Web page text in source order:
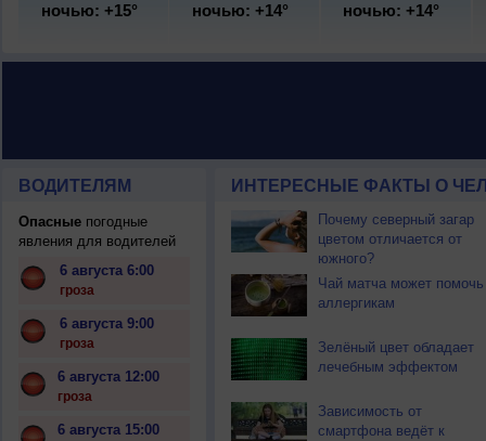
ночью: +15° ночью: +14° ночью: +14°
ВОДИТЕЛЯМ
Опасныепогодные
явления для водителей
6 августа 6:00
гроза
6 августа 9:00
гроза
6 августа 12:00
гроза
6 августа 15:00
ИНТЕРЕСНЫЕ ФАКТЫ О
Почему северный загар
цветом отличается от
южного?
Чай матча может помочь
аллергикам
Зелёный цвет обладает
лечебным эффектом
Зависимость от
смартфона ведёт к